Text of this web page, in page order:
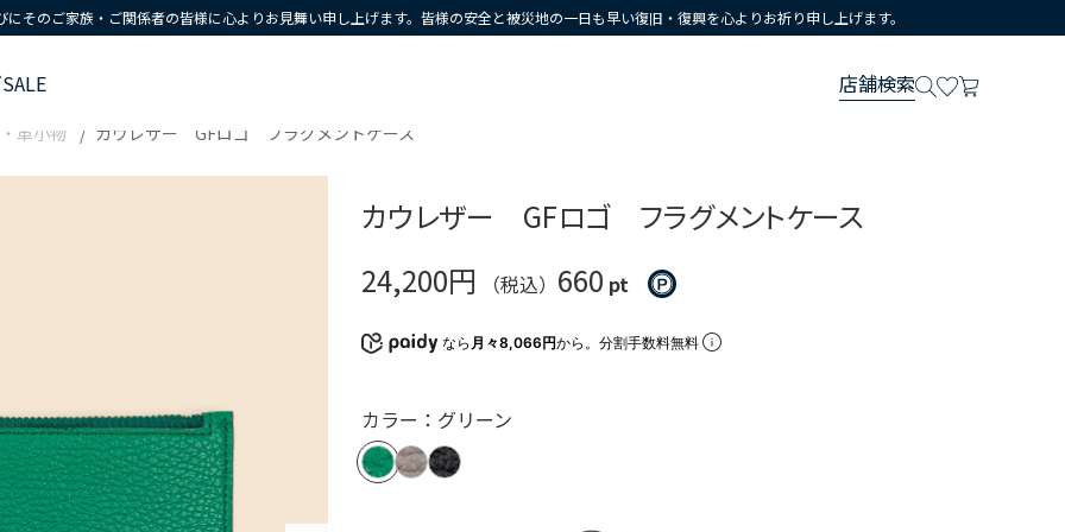
そのご家族・ご関係者の皆様に心よりお見舞い申し上げます。皆様の安全と被災地の一日も早い復旧・復興を心よりお祈り申し上げます。
SALE 店舗検索
革小物 カウレザー GFロゴ フラグメントケース
カウレザー GFロゴ フラグメントケース
24,200円
（税込） 660 pt
なら 月々8,066円から。分割手数料無料
カラー：グリーン